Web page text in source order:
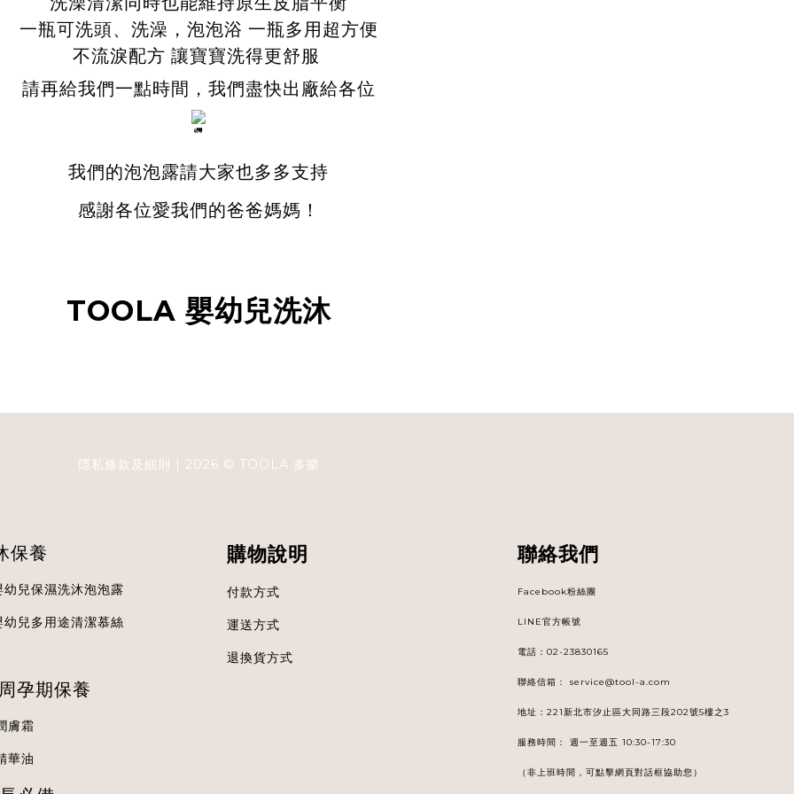
一瓶可洗頭、洗澡，泡泡浴 一瓶多用超方便
不流淚配方 讓寶寶洗得更舒服
請再給我們一點時間，我們盡快出廠給各位
我們的泡泡露請大家也多多支持
感謝各位愛我們的爸爸媽媽！
TOOLA 嬰幼兒洗沐
隱私條款及細則 | 2026 © TOOLA 多樂
保養
幼兒保濕洗沐泡泡露
幼兒多用途清潔慕絲
孕期保養
膚霜
華油
購物說明
付款方式
運送方式
退換貨方式
聯絡我們
Facebook粉絲團
LINE官方帳號
電話 ： 02-23830165
聯絡信箱： service@tool-a.com
地址：221新北市汐止區大同路三段202號5樓之3
服務時間： 週一至週五 10:30-17:30
（非上班時間，可點擊網頁對話框協助您）